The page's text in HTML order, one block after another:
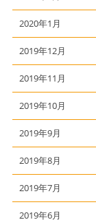
2020年1月
2019年12月
2019年11月
2019年10月
2019年9月
2019年8月
2019年7月
2019年6月